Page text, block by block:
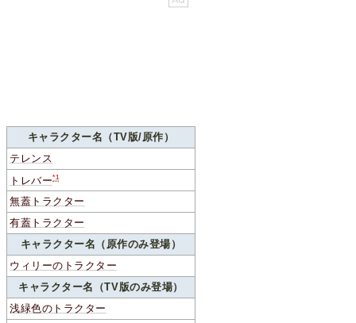
キャラクター名（TV版/原作）
テレンス
トレバー*1
無蓋トラクター
有蓋トラクター
キャラクター名（原作のみ登場）
ウィリーのトラクター
キャラクター名（TV版のみ登場）
浅緑色のトラクター